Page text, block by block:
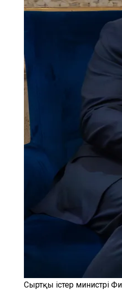
Сыртқы істер министрі